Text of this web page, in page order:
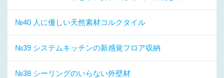
№40 人に優しい天然素材コルクタイル
№39 システムキッチンの新感覚フロア収納
№38 シーリングのいらない外壁材